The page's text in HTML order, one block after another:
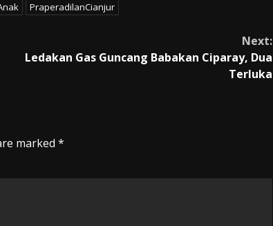
PraperadilanCianjur
Next:
Ledakan Gas Guncang Babakan Ciparay, Dua
Terluka
marked *